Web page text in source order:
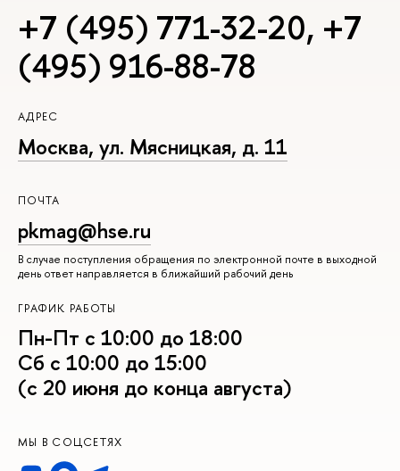
+7 (495) 771-32-20, +7
(495) 916-88-78
АДРЕС
Москва, ул. Мясницкая, д. 11
ПОЧТА
pkmag@hse.ru
В случае поступления обращения по электронной почте в выходной
день ответ направляется в ближайший рабочий день
ГРАФИК РАБОТЫ
Пн-Пт с 10:00 до 18:00
Сб с 10:00 до 15:00
(с 20 июня до конца августа)
МЫ В СОЦСЕТЯХ